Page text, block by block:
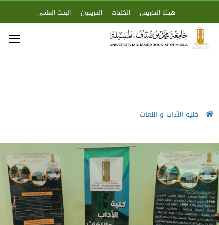
هيئة التدريس الكليات الخريجون البحث العلمي
كلية الآداب و اللغات